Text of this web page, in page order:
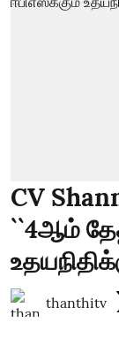
CV
``4ஆம்
thanthitv